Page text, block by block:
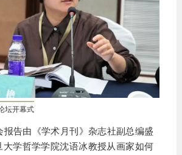
坛开幕式
报告由《学术月刊》杂志社副总编盛
大学哲学学院沈语冰教授从画家如何